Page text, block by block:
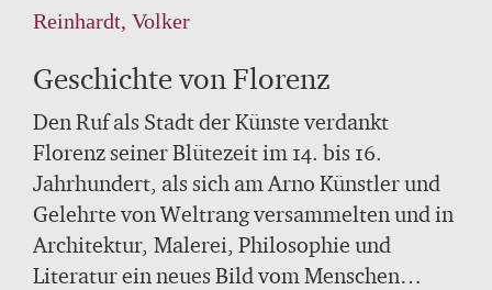
Reinhardt, Volker
Geschichte von Florenz
Den Ruf als Stadt der Künste verdankt
Florenz seiner Blütezeit im 14. bis 16.
Jahrhundert, als sich am Arno Künstler und
Gelehrte von Weltrang versammelten und in
Architektur, Malerei, Philosophie und
Literatur ein neues Bild vom Menschen